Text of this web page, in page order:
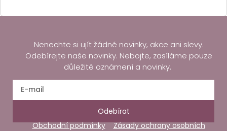
Nenechte si ujít žádné novinky, akce ani slevy.
Odebírejte naše novinky. Nebojte, zasíláme pouze
důležité oznámení a novinky.
Odebírat
Obchodní podmínky
Zásady ochrany osobních